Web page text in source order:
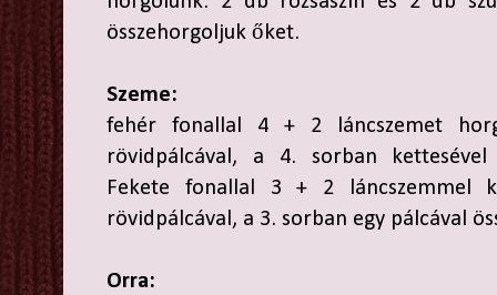
összehorgoljuk őket.
Szeme:
fehér fonallal 4 + 2 láncszemet
rövidpálcával, a 4. sorban
Fekete fonallal 3 + 2 láncszemmel
rövidpálcával, a 3. sorban egy pálcával
Orra: